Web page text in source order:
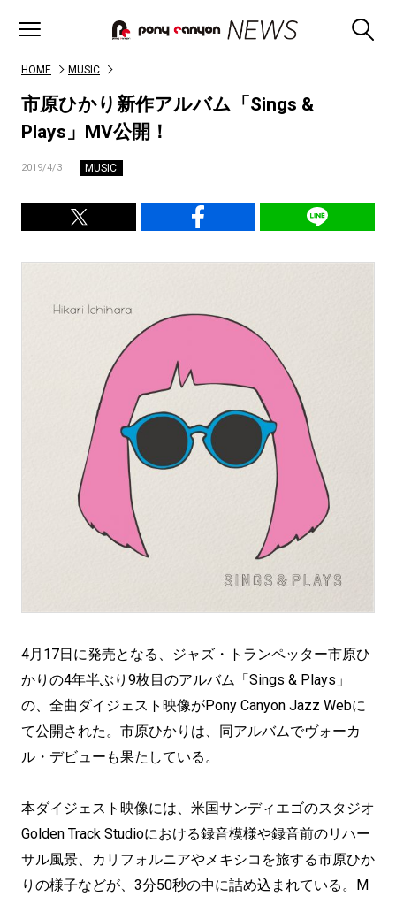
HOME MUSIC
市原ひかり新作アルバム「Sings &
Plays」MV公開！
2019/4/3 MUSIC
4月17日に発売となる、ジャズ・トランペッター市原ひ
かりの4年半ぶり9枚目のアルバム「Sings & Plays」
の、全曲ダイジェスト映像がPony Canyon Jazz Webに
て公開された。市原ひかりは、同アルバムでヴォーカ
ル・デビューも果たしている。
本ダイジェスト映像には、米国サンディエゴのスタジオ
Golden Track Studioにおける録音模様や録音前のリハー
サル風景、カリフォルニアやメキシコを旅する市原ひか
りの様子などが、3分50秒の中に詰め込まれている。M